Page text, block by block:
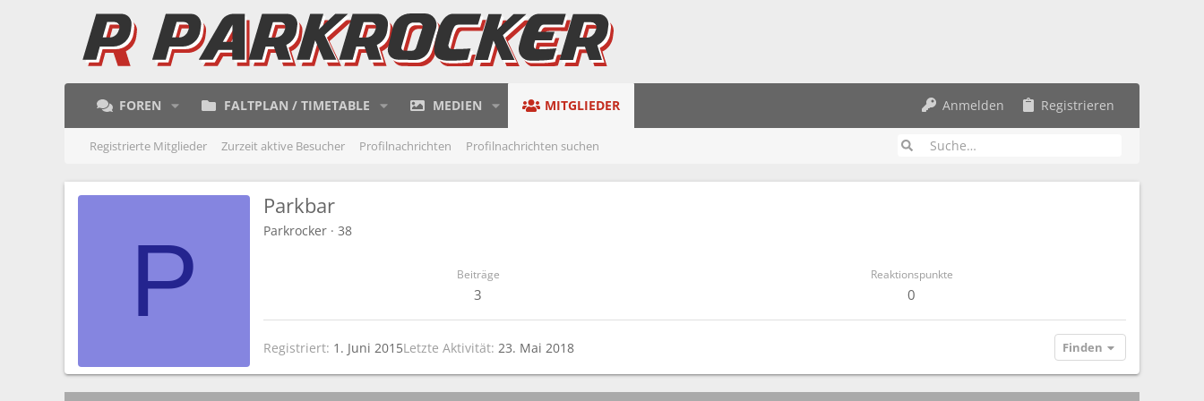
FOREN FALTPLAN / TIMETABLE MEDIEN MITGLIEDER Anmelden Registrieren
Registrierte Mitglieder Zurzeit aktive Besucher Profilnachrichten Profilnachrichten suchen
P
Parkbar
Parkrocker · 38
Beiträge
3
Reaktionspunkte
0
Registriert 1. Juni 2015Letzte Aktivität 23. Mai 2018 Finden